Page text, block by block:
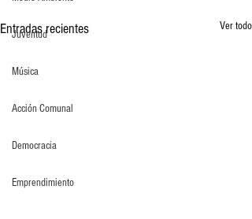
Juventud
Música
Acción Comunal
Democracia
Emprendimiento
Entradas recientes Ver todo